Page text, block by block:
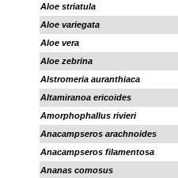
Aloe striatula
Aloe variegata
Aloe vera
Aloe zebrina
Alstromeria auranthiaca
Altamiranoa ericoides
Amorphophallus rivieri
Anacampseros arachnoides
Anacampseros filamentosa
Ananas comosus